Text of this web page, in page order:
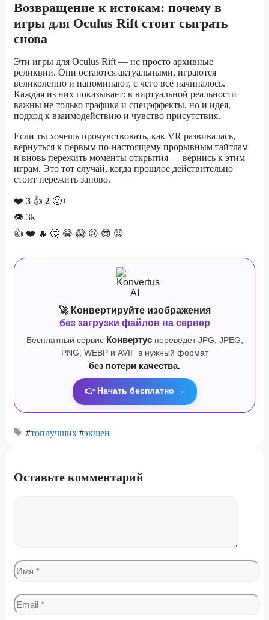
Возвращение к истокам: почему в
игры для Oculus Rift стоит сыграть
снова
Эти игры для Oculus Rift — не просто архивные
реликвии. Они остаются актуальными, играются
великолепно и напоминают, с чего всё начиналось.
Каждая из них показывает: в виртуальной реальности
важны не только графика и спецэффекты, но и идея,
подход к взаимодействию и чувство присутствия.
Если ты хочешь прочувствовать, как VR развивалась,
вернуться к первым по-настоящему прорывным тайтлам
и вновь пережить моменты открытия — вернись к этим
играм. Это тот случай, когда прошлое действительно
стоит пережить заново.
❤️ 3 👍 2 🙂+
👁 3k
👍 ❤️ 🔥 🤔 😂 😱 😢 😎 😡
🚀 Конвертируйте изображения
без загрузки файлов на сервер
Бесплатный сервис Конвертуспереведет JPG, JPEG,
PNG, WEBP и AVIF в нужный формат
без потери качества.
👉 Начать бесплатно →
#топлучших #экшен
Оставьте комментарий
Имя
Email